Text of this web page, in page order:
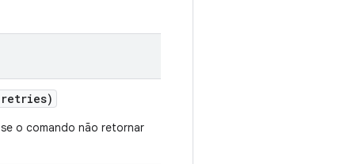
o comando não retornar